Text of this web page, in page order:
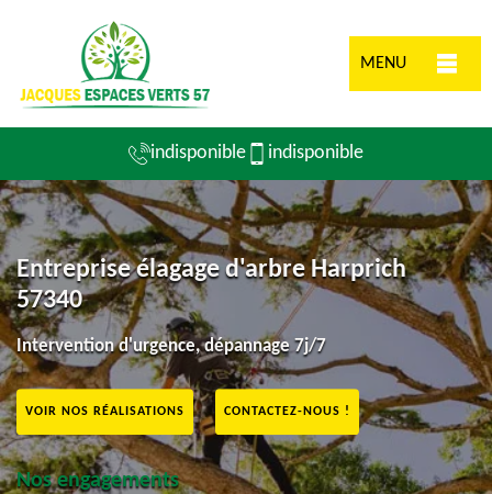
MENU
indisponible indisponible
Entreprise élagage d'arbre Harprich
57340
Intervention d'urgence, dépannage 7j/7
VOIR NOS RÉALISATIONS CONTACTEZ-NOUS !
Nos engagements